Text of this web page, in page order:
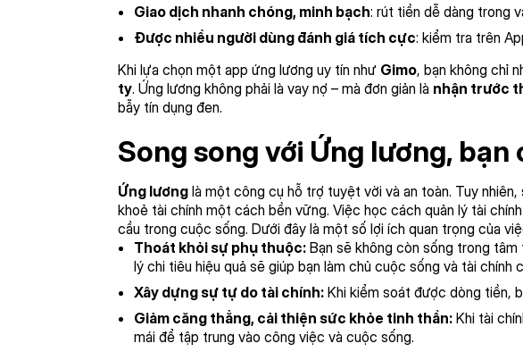
Giao dịch nhanh chóng, minh bạch: rút tiền dễ dàng trong
Được nhiều người dùng đánh giá tích cực: kiểm tra trên
Khi lựa chọn một app ứng lương uy tín như Gimo, bạn không chỉ
ty. Ứng lương không phải là vay nợ – mà đơn giản là nhận trước
bẫy tín dụng đen.
Song song với Ứng lương,
Ứng lương là một công cụ hỗ trợ tuyệt vời và an toàn. Tuy
khoẻ tài chính một cách bền vững. Việc học cách quản lý tài
cầu trong cuộc sống. Dưới đây là một số lợi ích quan trọng của
Thoát khỏi sự phụ thuộc: Bạn sẽ không còn sống trong
lý chi tiêu hiệu quả sẽ giúp bạn làm chủ cuộc sống và tài chính
Xây dựng sự tự do tài chính: Khi kiểm soát được dòng tiền,
Giảm căng thẳng, cải thiện sức khỏe tinh thần: Khi tài
mái để tập trung vào công việc và cuộc sống.